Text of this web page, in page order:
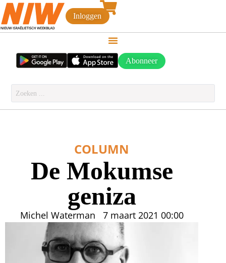
Inloggen
Abonneer
COLUMN
De Mokumse
geniza
Michel Waterman 7 maart 2021 00:00